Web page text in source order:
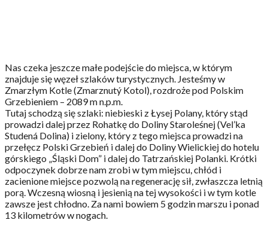
Nas czeka jeszcze małe podejście do miejsca, w którym
znajduje się węzeł szlaków turystycznych. Jesteśmy w
Zmarzłym Kotle (Zmarznutý Kotol), rozdroże pod Polskim
Grzebieniem – 2089 m n.p.m.
Tutaj schodzą się szlaki: niebieski z Łysej Polany, który stąd
prowadzi dalej przez Rohatkę do Doliny Staroleśnej (Vel’ka
Studená Dolina) i zielony, który z tego miejsca prowadzi na
przełęcz Polski Grzebień i dalej do Doliny Wielickiej do hotelu
górskiego „Śląski Dom” i dalej do Tatrzańskiej Polanki. Krótki
odpoczynek dobrze nam zrobi w tym miejscu, chłód i
zacienione miejsce pozwolą na regenerację sił, zwłaszcza letnią
porą. Wczesną wiosną i jesienią na tej wysokości i w tym kotle
zawsze jest chłodno. Za nami bowiem 5 godzin marszu i ponad
13 kilometrów w nogach.